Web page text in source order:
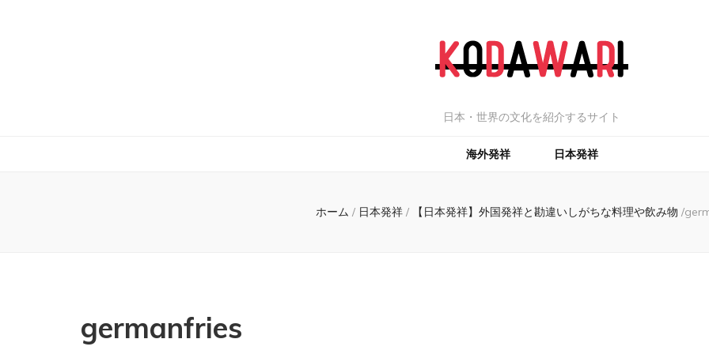
日本・世界の文化を紹介するサイト
海外発祥 日本発祥
ホーム / 日本発祥 / 【日本発祥】外国発祥と勘違いしがちな料理や飲み物 /
germanfries